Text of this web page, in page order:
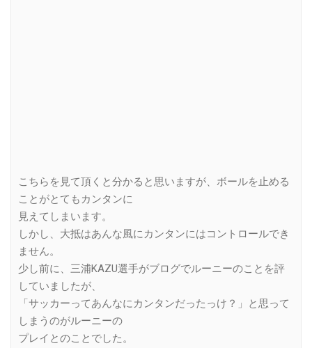
こちらを見て頂くと分かると思いますが、ボールを止める
ことがとてもカンタンに
見えてしまいます。
しかし、大抵はあんな風にカンタンにはコントロールでき
ません。
少し前に、三浦KAZU選手がブログでルーニーのことを評
していましたが、
「サッカーってあんなにカンタンだったっけ？」と思って
しまうのがルーニーの
プレイとのことでした。